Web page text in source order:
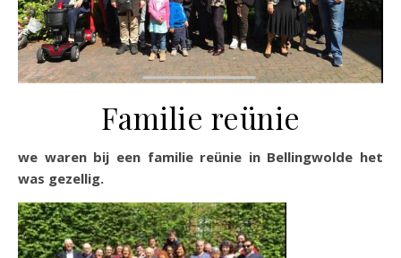
Familie reünie
we waren bij een familie reünie in Bellingwolde het
was gezellig.